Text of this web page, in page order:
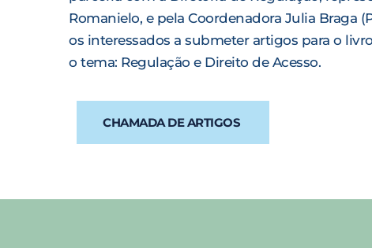
Romanielo, e pela Coordenadora Julia Braga
os interessados a submeter artigos para o
o tema: Regulação e Direito de Acesso.
CHAMADA DE ARTIGOS